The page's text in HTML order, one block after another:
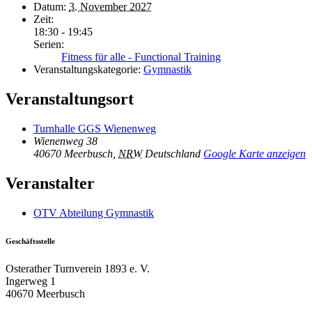
Datum: 3. November 2027
Zeit:
18:30 - 19:45
Serien:
Fitness für alle - Functional Training
Veranstaltungskategorie: Gymnastik
Veranstaltungsort
Turnhalle GGS Wienenweg
Wienenweg 38
40670 Meerbusch NRW Deutschland Google Karte anzeigen
Veranstalter
OTV Abteilung Gymnastik
Geschäftsstelle
Osterather Turnverein 1893 e. V.
Ingerweg 1
40670 Meerbusch